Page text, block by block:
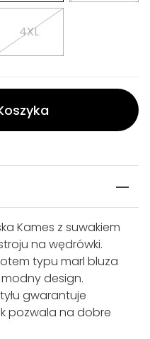
4XL
Kames z suwakiem
na wędrówki.
typu marl bluza
design.
gwarantuje
pozwala na dobre